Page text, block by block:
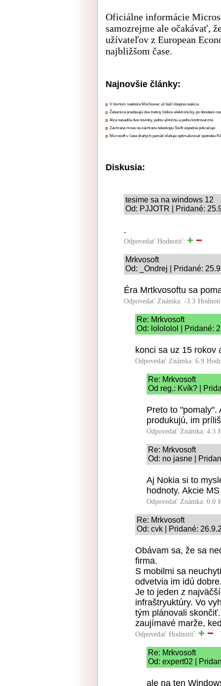
Oficiálne informácie
samozrejme ale očakávať,
užívateľov z European
najbližšom čase.
Najnovšie články:
V štvrtom reaktore Mochoviec už beží štiepna reakcia
Železnice predávajú dve tretiny lístkov elektronicky, po donútení
Alza nasadila dve novinky, jednu užitočnú a jednu kontroverznú
Záchrana misie na záchranu teleskopu Swift úspešne pokračuje
Microsoft v čase drahých pamätí sľubuje optimalizovať spotrebu
Diskusia:
tesime sa na windows 12
Od: PJJOTR | Pridané:
.
Odpovedať Hodnotiť:
Mrkvosoft
Od: _Ondrej | Pridané:
Éra Mrtkvosoftu sa
Odpovedať Známka: -3.3
Re: Mrkvosoft
Od: lolololol | Pridané:
konci sa uz 15 rokov
Odpovedať Známka: 6.9
Re: Mrkvosoft
Od reg.: Kvík? |
Preto to "pomaly".
produkujú, im
Odpovedať Známka: 4.3
Re: Mrkvosoft
Od: no jasne |
Aj Nokia si to
hodnoty. Akcie
Odpovedať Známka: 0.0
Re: Mrkvosoft
Od: cvk | Pridané:
Obávam sa, že sa
firma.
S mobilmi sa
odvetvia im idú
Je to jeden z
infraštryuktúry. Vo
tým plánovali
zaujímavé marže,
Odpovedať Hodnotiť:
Re: Mrkvosoft
Od: expert02 |
ale na ten